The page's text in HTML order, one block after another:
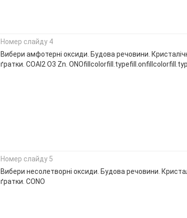
Номер слайду 4
Вибери амфотерні оксиди. Будова речовини.
ґратки. COAl2 O3 Zn.
Номер слайду 5
Вибери несолетворні оксиди. Будова речовини.
ґратки. CONO